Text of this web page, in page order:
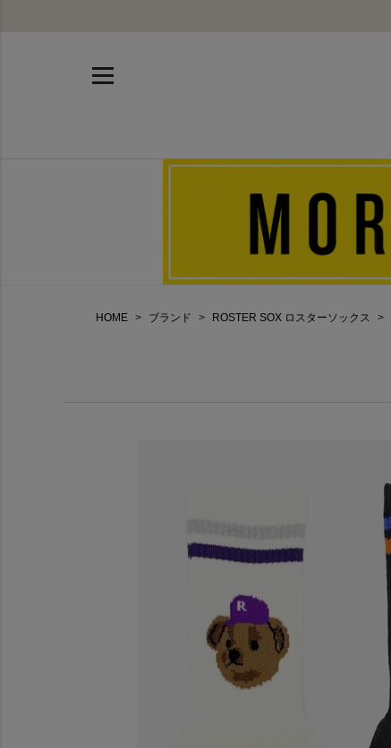
HOME ブランド ROSTER SOX ロスターソックス